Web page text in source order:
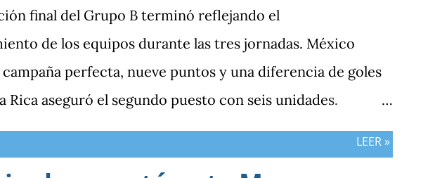
final del Grupo B terminó reflejando el
de los equipos durante las tres jornadas. México
perfecta, nueve puntos y una diferencia de goles
Rica aseguró el segundo puesto con seis unidades.
tercera con tres puntos y diferencia de -1, mientras
cerró sin sumar. ¿Por qué Guatemala terminó
LEER »